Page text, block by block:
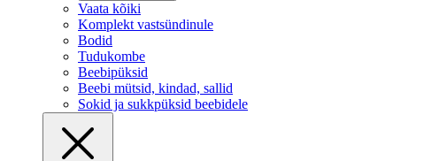
Vaata kõiki
Komplekt vastsündinule
Bodid
Tudukombe
Beebipüksid
Beebi mütsid, kindad, sallid
Sokid ja sukkpüksid beebidele